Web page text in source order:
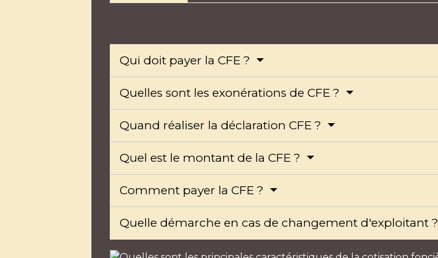
Qui doit payer la CFE ?
Quelles sont les exonérations de CFE ?
Quand réaliser la déclaration CFE ?
Quel est le montant de la CFE ?
Comment payer la CFE ?
Quelle démarche en cas de changement d'exploitant ?